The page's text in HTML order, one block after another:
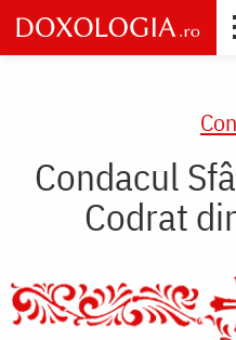
Skip
to
main
Condacul
Codrat